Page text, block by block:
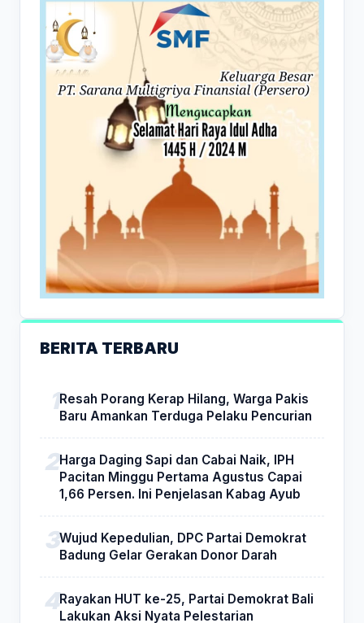
BERITA TERBARU
Resah Porang Kerap Hilang, Warga Pakis
Baru Amankan Terduga Pelaku Pencurian
Harga Daging Sapi dan Cabai Naik, IPH
Pacitan Minggu Pertama Agustus Capai
1,66 Persen. Ini Penjelasan Kabag Ayub
Wujud Kepedulian, DPC Partai Demokrat
Badung Gelar Gerakan Donor Darah
Rayakan HUT ke-25, Partai Demokrat Bali
Lakukan Aksi Nyata Pelestarian